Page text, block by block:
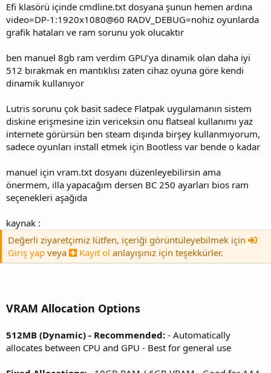
Efi klasörü içinde cmdline.txt dosyana şunun hemen ardına
video=DP-1:1920x1080@60 RADV_DEBUG=nohiz oyunlarda
grafik hataları ve ram sorunu yok olucaktır
ben manuel 8gb ram verdim GPU’ya dinamik olan daha iyi
512 bırakmak en mantıklısı zaten cihaz oyuna göre kendi
dinamik kullanıyor
Lutris sorunu çok basit sadece Flatpak uygulamanın sistem
diskine erişmesine izin vericeksin onu flatseal kullanımı yaz
internete görürsün ben steam dışında birşey kullanmıyorum,
sadece oyunları install etmek için Bootless var bende o kadar
manuel için vram.txt dosyanı düzenleyebilirsin ama
önermem, illa yapacağım dersen BC 250 ayarları bios ram
seçenekleri aşağıda
kaynak :
Değerli ziyaretçimiz lütfen, içeriği görüntüleyebilmek için
Giriş yap veya Kayıt ol anlayışınız için teşekkürler.
VRAM Allocation Options
512MB (Dynamic) - Recommended: - Automatically
allocates between CPU and GPU - Best for general use